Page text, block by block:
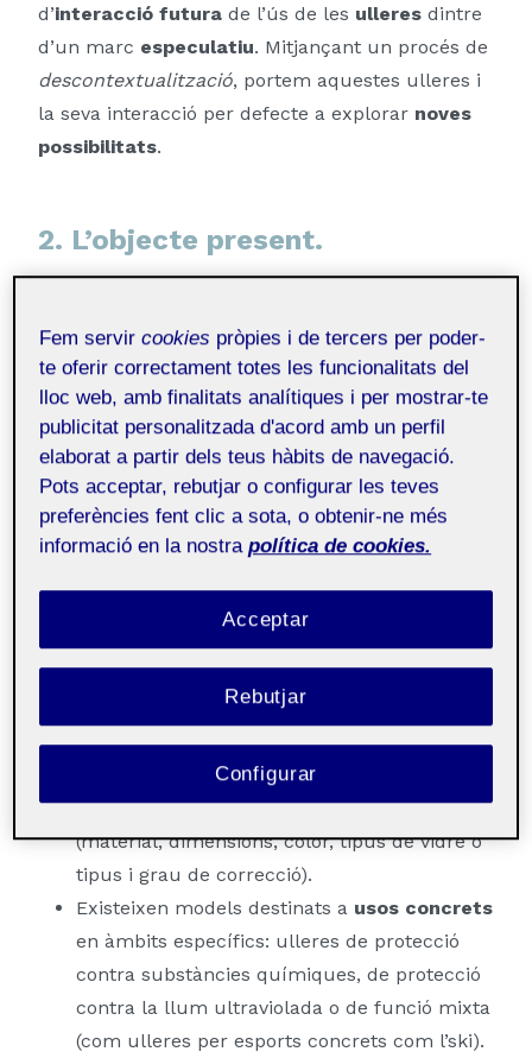
d’interacció futura de l’ús de les ulleres dintre
d’un marc especulatiu. Mitjançant un procés de
descontextualització, portem aquestes ulleres i
la seva interacció per defecte a explorar noves
possibilitats.
2. L’objecte present.
dues cares diferenciables: lamèdicai l’estètica
Aquestes dues concepcions són més pròpies
d’un article de roba o accessori que no pas d’una
pròtesi, i això té molt a veure a les actuals
alternatives alwereable(com ara les lents de
contacte o les intervencions quirúrgiques). Les
seves característiques són les següents:
fàcil instal·lació
: es posen per sobre de
Es podenajustarmecànicament segons la
forma de la cara i la diferència d’alçada dels
punts d’agafament.
Cada usuari pot tindremés d’una
casdascuna amb especificacions diferents
(material, dimensions, color, tipus de vidre o
tipus i grau de correcció).
Existeixen models destinats a usos concrets
en àmbits específics: ulleres de protecció
contra substàncies químiques, de protecció
contra la llum ultraviolada o de funció mixta
(com ulleres per esports concrets com l’ski).
Fem servircookies pròpies i de tercers per poder-
te oferir correctament totes les funcionalitats del
lloc web, amb finalitats analítiques i per mostrar-te
publicitat personalitzada d'acord amb un perfil
elaborat a partir dels teus hàbits de navegació.
Pots acceptar, rebutjar o configurar les teves
preferències fent clic a sota, o obtenir-ne més
informació en la nostra política de cookies.
Rebutjar
Acceptar
Configurar